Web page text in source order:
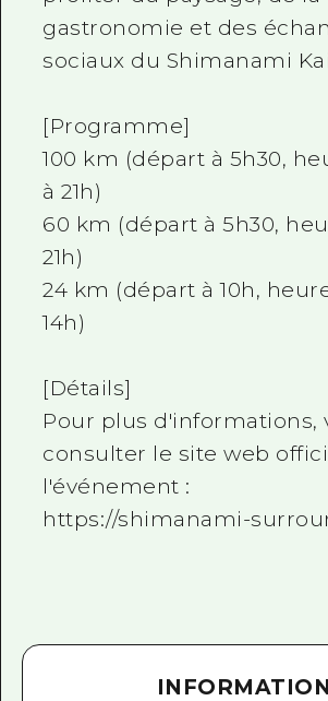
gastronomie et des
sociaux du Shimanami
[Programme]
100 km (départ à 5h30,
à 21h)
60 km (départ à 5h30,
21h)
24 km (départ à 10h,
14h)
[Détails]
Pour plus d'informations,
consulter le site web
l'événement :
https://shimanami-
INFORMATION